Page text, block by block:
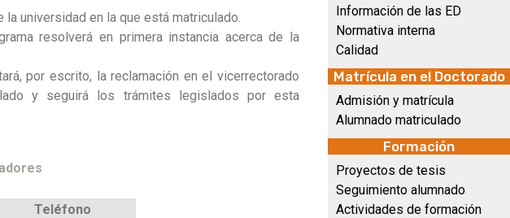
universidad en la que está matriculado.
resolverá en primera instancia acerca de la
por escrito, la reclamación en el vicerrectorado
y seguirá los trámites legislados por esta
Teléfono
Información de las ED
Normativa interna
Calidad
Matrícula en el Doctorado
Admisión y matrícula
Alumnado matriculado
Formación
Proyectos de tesis
Seguimiento alumnado
Actividades de formación